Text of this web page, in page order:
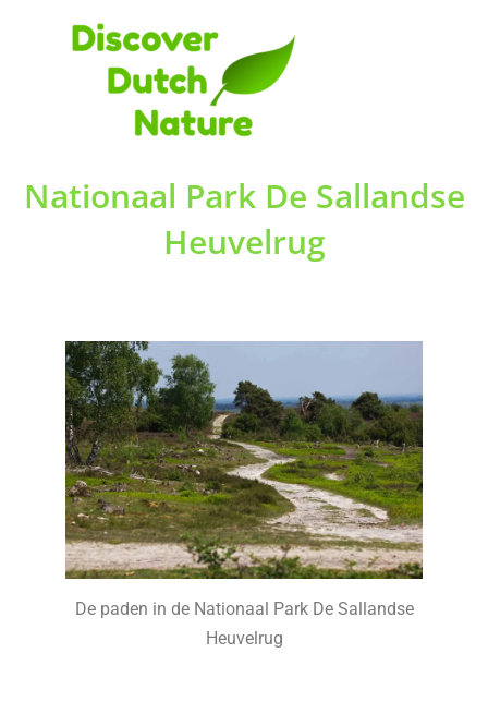
Nationaal Park De Sallandse
Heuvelrug
De paden in de Nationaal Park De Sallandse
Heuvelrug